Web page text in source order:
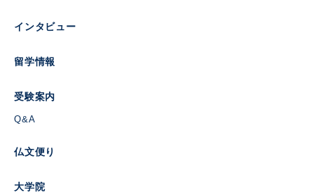
インタビュー
留学情報
受験案内
Q&A
仏文便り
大学院